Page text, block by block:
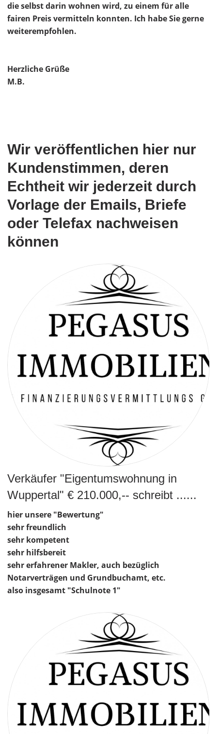
die selbst darin wohnen wird, zu einem für alle
fairen Preis vermitteln konnten. Ich habe Sie gerne
weiterempfohlen.
Herzliche Grüße
M.B.
Wir veröffentlichen hier nur
Kundenstimmen, deren
Echtheit wir jederzeit durch
Vorlage der Emails, Briefe
oder Telefax nachweisen
können
Verkäufer "Eigentumswohnung in
Wuppertal" € 210.000,-- schreibt ......
hier unsere "Bewertung"
sehr freundlich
sehr kompetent
sehr hilfsbereit
sehr erfahrener Makler, auch bezüglich
Notarverträgen und Grundbuchamt, etc.
also insgesamt "Schulnote 1"